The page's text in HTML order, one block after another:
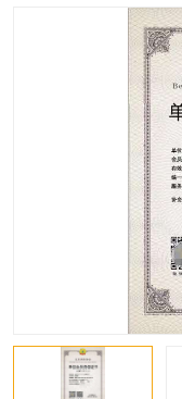
防爆电气维修安
矿用设备检修资质